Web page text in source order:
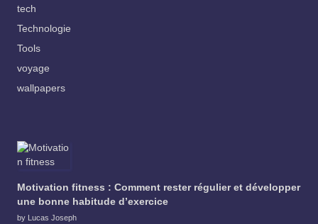
tech
Technologie
Tools
voyage
wallpapers
Motivation fitness : Comment rester régulier et développer
une bonne habitude d’exercice
by Lucas Joseph